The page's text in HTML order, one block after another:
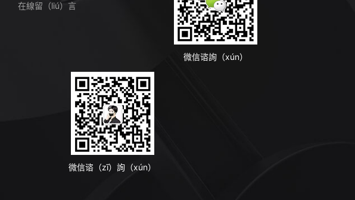
在線留（liú）言
微信谘詢（xún）
微信谘（zī）詢（xún）